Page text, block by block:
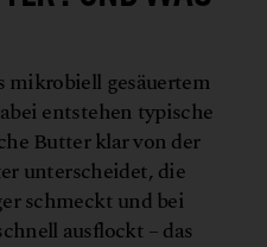
mikrobiell gesäuertem
entstehen typische
Butter klar von der
unterscheidet, die
schmeckt und bei
ausflockt – das